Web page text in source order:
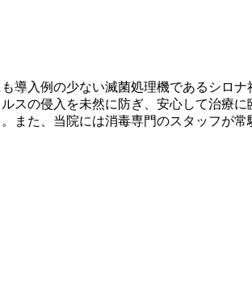
導入例の少ない滅菌処理機であるシロ
スの侵入を未然に防ぎ、安心して治療
また、当院には消毒専門のスタッフが常